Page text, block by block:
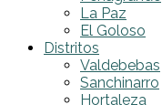
La Paz
El Goloso
Distritos
Valdebebas
Sanchinarro
Hortaleza